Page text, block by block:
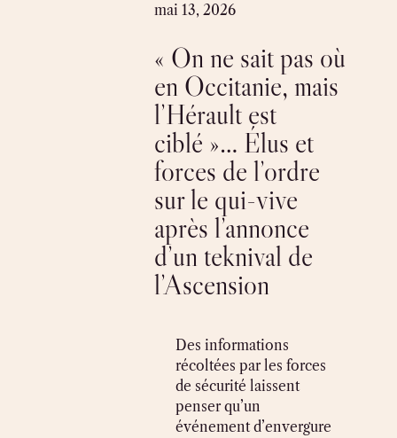
mai 13, 2026
« On ne sait pas où
en Occitanie, mais
l’Hérault est
ciblé »… Élus et
forces de l’ordre
sur le qui-vive
après l’annonce
d’un teknival de
l’Ascension
Des informations
récoltées par les forces
de sécurité laissent
penser qu’un
événement d’envergure